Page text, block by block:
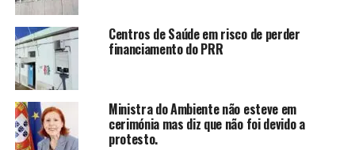
Centros de Saúde em risco de perder
financiamento do PRR
Ministra do Ambiente não esteve em
cerimónia mas diz que não foi devido a
protesto.